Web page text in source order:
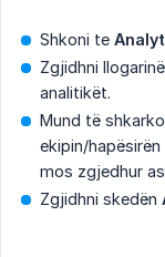
Shkoni te
Zgjidhni
analitikët.
Mund të
ekipin/
mos zgjedhur
Zgjidhni skedën